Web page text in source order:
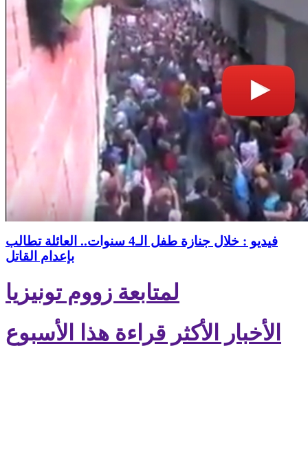
فيديو : خلال جنازة طفل الـ4 سنوات.. العائلة تطالب
بإعدام القاتل
لمتابعة زووم تونيزيا
الأخبار الأكثر قراءة هذا الأسبوع